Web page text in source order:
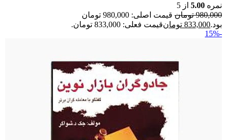
نمره 5.00 از 5
980,000 تومان
قیمت اصلی: 980,000 تومان
بود.833,000 تومانقیمت فعلی: 833,000 تومان.
-15%